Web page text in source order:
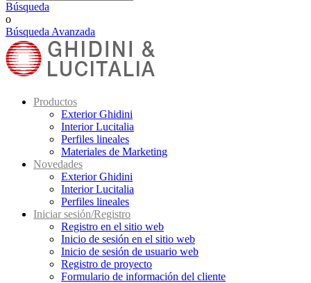
Búsqueda
o
Búsqueda Avanzada
Productos
Exterior Ghidini
Interior Lucitalia
Perfiles lineales
Materiales de Marketing
Novedades
Exterior Ghidini
Interior Lucitalia
Perfiles lineales
Iniciar sesión/Registro
Registro en el sitio web
Inicio de sesión en el sitio web
Inicio de sesión de usuario web
Registro de proyecto
Formulario de información del cliente